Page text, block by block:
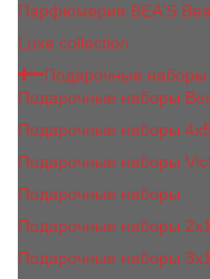
Парфюмерия BEA'S
Luxe collection
Подарочные наборы
Подарочные наборы
Подарочные наборы
Подарочные наборы
Подарочные наборы
Подарочные наборы
Подарочные наборы